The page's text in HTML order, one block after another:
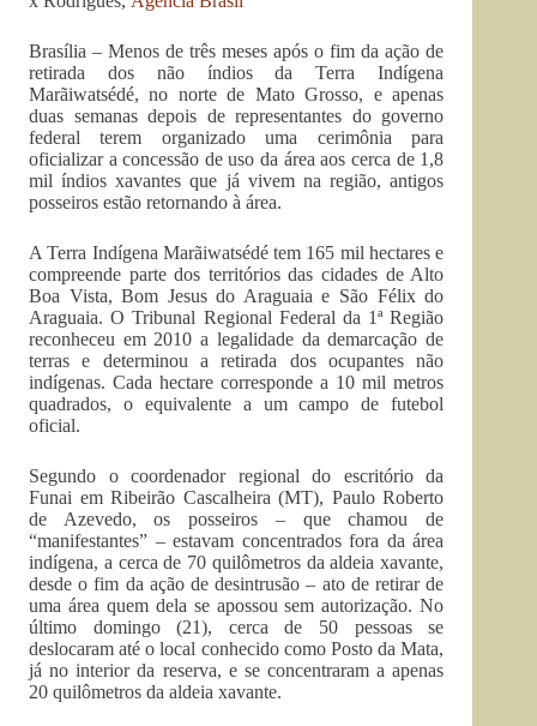
Brasília – Menos de três meses após o fim da ação de
retirada dos não índios da Terra Indígena
Marãiwatsédé, no norte de Mato Grosso, e apenas
duas semanas depois de representantes do governo
federal terem organizado uma cerimônia para
oficializar a concessão de uso da área aos cerca de 1,8
mil índios xavantes que já vivem na região, antigos
posseiros estão retornando à área.
A Terra Indígena Marãiwatsédé tem 165 mil hectares e
compreende parte dos territórios das cidades de Alto
Boa Vista, Bom Jesus do Araguaia e São Félix do
Araguaia. O Tribunal Regional Federal da 1ª Região
reconheceu em 2010 a legalidade da demarcação de
terras e determinou a retirada dos ocupantes não
indígenas. Cada hectare corresponde a 10 mil metros
quadrados, o equivalente a um campo de futebol
oficial.
Segundo o coordenador regional do escritório da
Funai em Ribeirão Cascalheira (MT), Paulo Roberto
de Azevedo, os posseiros – que chamou de
“manifestantes” – estavam concentrados fora da área
indígena, a cerca de 70 quilômetros da aldeia xavante,
desde o fim da ação de desintrusão – ato de retirar de
uma área quem dela se apossou sem autorização. No
último domingo (21), cerca de 50 pessoas se
deslocaram até o local conhecido como Posto da Mata,
já no interior da reserva, e se concentraram a apenas
20 quilômetros da aldeia xavante.